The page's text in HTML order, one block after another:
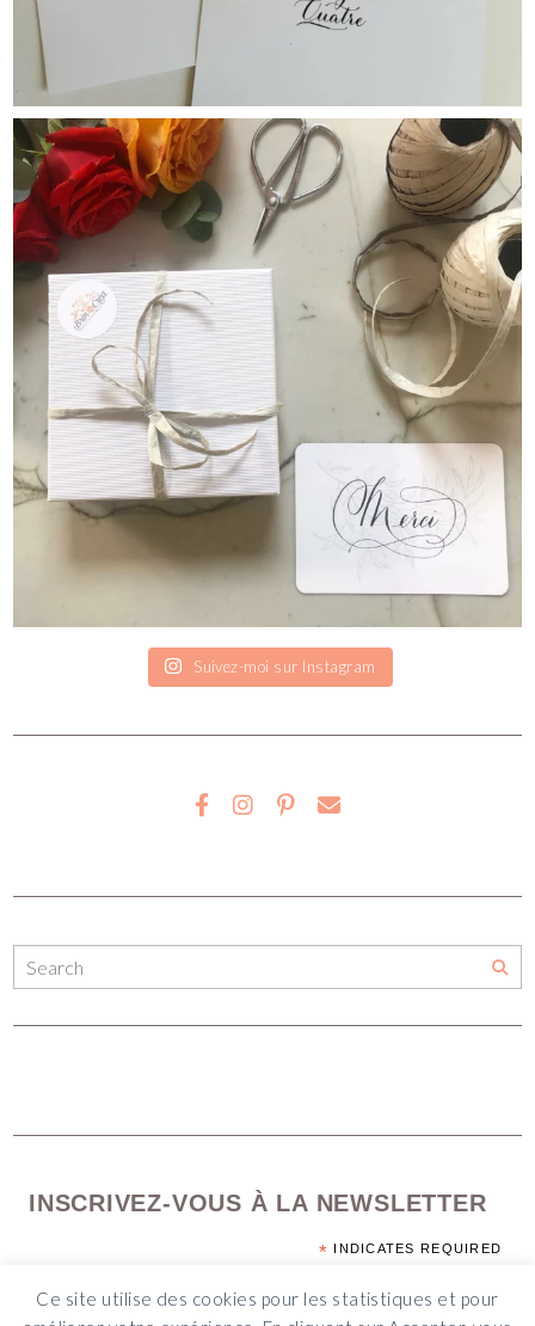
Ce site utilise des cookies pour les statistiques et pour
Suivez-moi sur Instagram
INSCRIVEZ-VOUS À LA NEWSLETTER
* INDICATES REQUIRED